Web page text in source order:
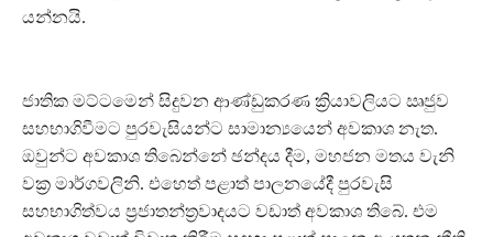
යන්නයි.
ජාතික මට්ටමෙන් සිදුවන ආණ්ඩුකරණ ක්‍රියාවලියට ඍජුව
සහභාගිවීමට පුරවැසියන්ට සාමාන්‍යයෙන් අවකාශ නැත.
ඔවුන්ට අවකාශ තිබෙන්නේ ඡන්දය දීම, මහජන මතය වැනි
වක්‍ර මාර්ගවලිනි. එහෙත් පළාත් පාලනයේදී පුරවැසි
සහභාගිත්වය ප්‍රජාතන්ත්‍රවාදයට වඩාත් අවකාශ තිබේ. එම